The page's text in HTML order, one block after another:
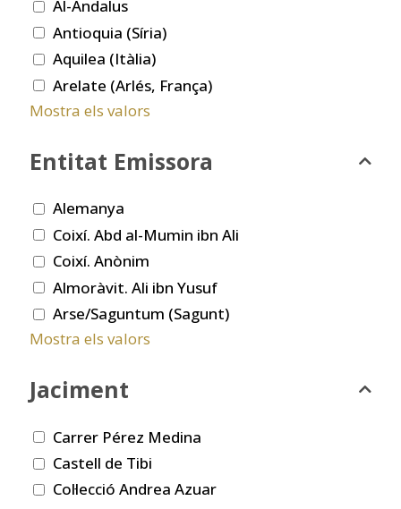
Al-Andalus
Antioquia (Síria)
Aquilea (Itàlia)
Arelate (Arlés, França)
Mostra els valors
Entitat Emissora
Alemanya
Coixí. Abd al-Mumin ibn Ali
Coixí. Anònim
Almoràvit. Ali ibn Yusuf
Arse/Saguntum (Sagunt)
Mostra els valors
Jaciment
Carrer Pérez Medina
Castell de Tibi
Col·lecció Andrea Azuar